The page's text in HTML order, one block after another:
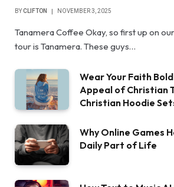
BYCLIFTON NOVEMBER 3, 2025
Tanamera Coffee Okay, so first up on
tour is Tanamera. These guys…
Wear Your Faith
Appeal of Christian
Christian Hoodie
Why Online Games
Daily Part of Life